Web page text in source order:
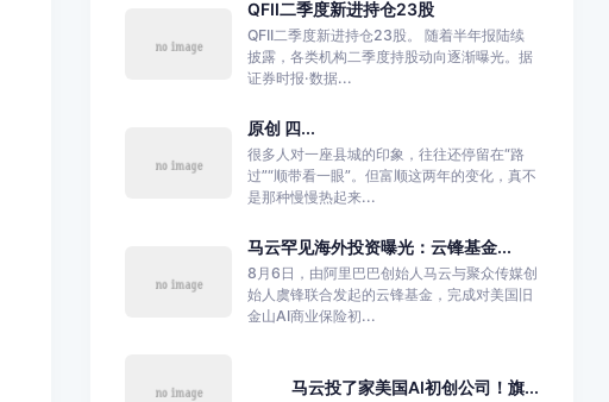
QFII二季度新进持仓23股
QFII二季度新进持仓23股。 随着半年报陆续
披露，各类机构二季度持股动向逐渐曝光。据
证券时报·数据...
原创 四...
很多人对一座县城的印象，往往还停留在“路
过”“顺带看一眼”。但富顺这两年的变化，真不
是那种慢慢热起来...
马云罕见海外投资曝光：云锋基金...
8月6日，由阿里巴巴创始人马云与聚众传媒创
始人虞锋联合发起的云锋基金，完成对美国旧
金山AI商业保险初...
马云投了家美国AI初创公司！旗...